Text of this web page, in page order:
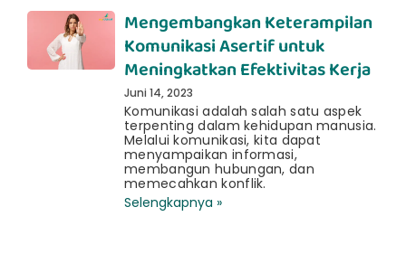
Mengembangkan Keterampilan
Komunikasi Asertif untuk
Meningkatkan Efektivitas Kerja
Juni 14, 2023
Komunikasi adalah salah satu aspek
terpenting dalam kehidupan manusia.
Melalui komunikasi, kita dapat
menyampaikan informasi,
membangun hubungan, dan
memecahkan konflik.
Selengkapnya »